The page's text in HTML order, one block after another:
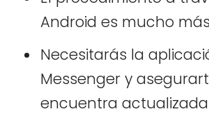
Android es mucho
Necesitarás la
Messenger y
encuentra